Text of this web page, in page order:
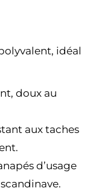
idéal
doux au
aux taches
d’usage